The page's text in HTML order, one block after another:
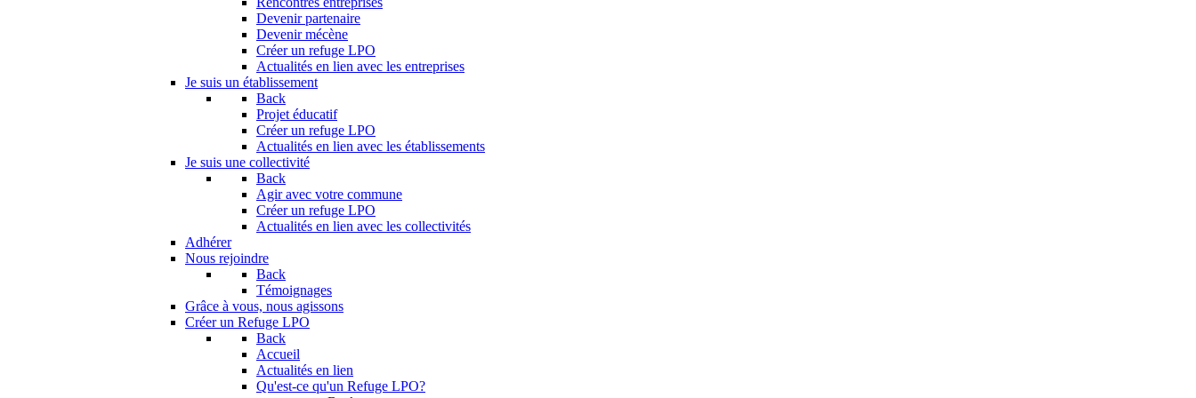
Devenir partenaire
Devenir mécène
Créer un refuge LPO
Actualités en lien avec les entreprises
Je suis un établissement
Back
Projet éducatif
Créer un refuge LPO
Actualités en lien avec les établissements
Je suis une collectivité
Back
Agir avec votre commune
Créer un refuge LPO
Actualités en lien avec les collectivités
Adhérer
Nous rejoindre
Back
Témoignages
Grâce à vous, nous agissons
Créer un Refuge LPO
Back
Accueil
Actualités en lien
Qu'est-ce qu'un Refuge LPO?